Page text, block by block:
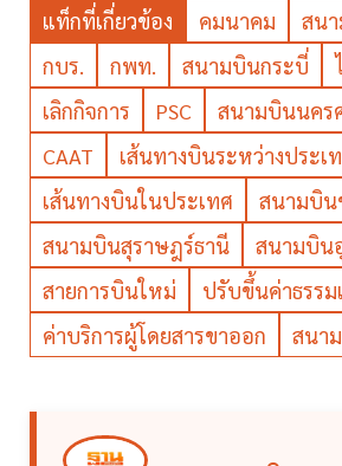
แท็กที่เกี่ยวข้อง คมนาคม
สน
กบร.
กพท. สนามบินกระบี่
เลิกกิจการ
PSC
สนามบินนคร
CAAT
เส้นทางบินระหว่างประเ
เส้นทางบินในประเทศ
สนามบิ
สนามบินสุราษฎร์ธานี
สนามบิน
สายการบินใหม่
ปรับขึ้นค่าธรรม
ค่าบริการผู้โดยสารขาออก
สนา